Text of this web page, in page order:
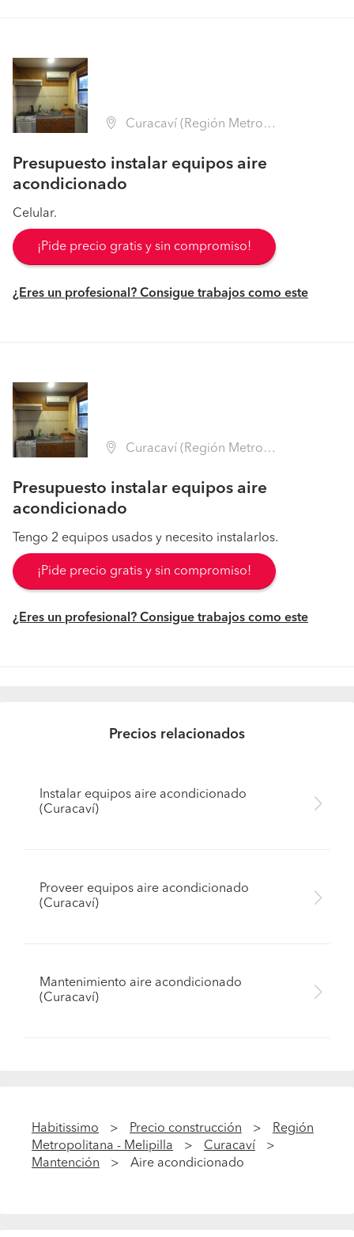
Curacaví (Región Metropolitana - Melipilla)
Presupuesto instalar equipos aire
acondicionado
Celular.
¡Pide precio gratis y sin compromiso!
¿Eres un profesional? Consigue trabajos como este
Curacaví (Región Metropolitana - Melipilla)
Presupuesto instalar equipos aire
acondicionado
Tengo 2 equipos usados y necesito instalarlos.
¡Pide precio gratis y sin compromiso!
¿Eres un profesional? Consigue trabajos como este
Precios relacionados
Instalar equipos aire acondicionado
(Curacaví)
Proveer equipos aire acondicionado
(Curacaví)
Mantenimiento aire acondicionado
(Curacaví)
Habitissimo Precio construcción
Región
Metropolitana - Melipilla
Curacaví
Mantención
Aire acondicionado